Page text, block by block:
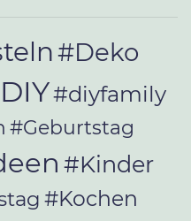
#Deko
#diyfamily
#Geburtstag
#Kinder
#Kochen